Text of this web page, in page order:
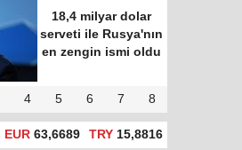
18,4 milyar dolar
serveti ile Rusya'nın
en zengin ismi oldu
4 5 6 7 8
EUR 63,6689 TRY15,8816